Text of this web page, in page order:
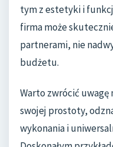
tym z estetyki i
firma może
partnerami, nie
budżetu.
Warto zwrócić
swojej prostoty,
wykonania i